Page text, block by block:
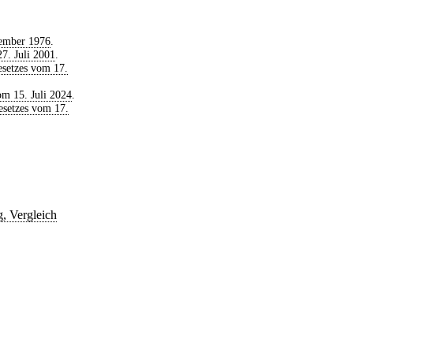
1976.
Juli 2001.
vom 17.
15. Juli 2024.
vom 17.
Vergleich